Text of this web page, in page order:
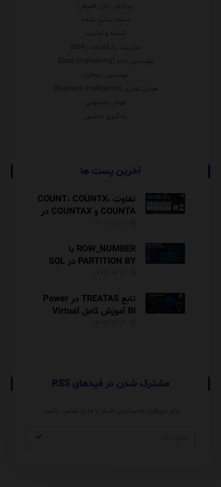
پردازش زبان طبیعی
دسته بندی نشده
شبکه و امنیت
مدیریت پایگاه‌داده (DBA)
مهندسی داده (Data Engineering)
مهندسی نرم‌افزار
هوش تجاری (Business Intelligence)
هوش مصنوعی
یادگیری ماشین
آخرین پست ها
تفاوت COUNT، COUNTX،
COUNTA و COUNTAX در
ROW_NUMBER با
PARTITION BY در SQL
تابع TREATAS در Power
BI آموزش کامل Virtual
مشترک شدن در فیدهای RSS
برای دریافت جدیدترین اخبار با ما در تماس باشید.